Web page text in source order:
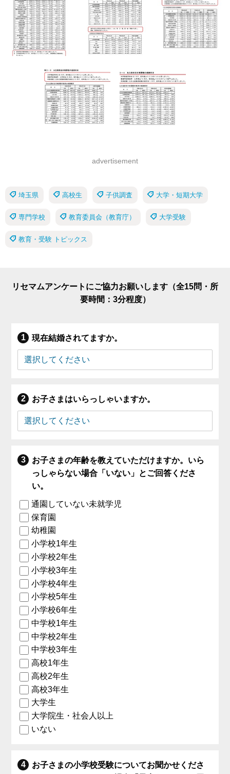
advertisement
埼玉県 高校生 子供調査 大学・短期大学
専門学校 教育委員会（教育庁） 大学受験
教育・受験 トピックス
リセマムアンケートにご協力お願いします（全15問・所
要時間：3分程度）
現在結婚されてますか。
お子さまはいらっしゃいますか。
お子さまの年齢を教えていただけますか。いら
っしゃらない場合「いない」とご回答くださ
い。
通園していない未就学児
保育園
幼稚園
小学校1年生
小学校2年生
小学校3年生
小学校4年生
小学校5年生
小学校6年生
中学校1年生
中学校2年生
中学校3年生
高校1年生
高校2年生
高校3年生
大学生
大学院生・社会人以上
いない
お子さまの小学校受験についてお聞かせくださ